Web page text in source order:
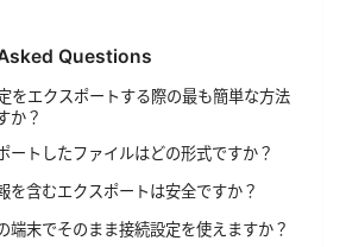
Questions
をエクスポートする際の最も簡単な方法
か？
ートしたファイルはどの形式ですか？
を含むエクスポートは安全ですか？
端末でそのまま接続設定を使えますか？